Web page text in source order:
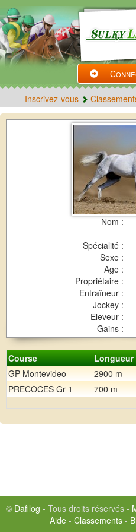
Inscrivez-vous
Nom :
Spécialité :
Sexe :
Age :
Propriétaire :
Entraîneur :
Jockey :
Eleveur :
Gains :
Course Longueur
GP Montevideo
2900 m
PRECOCES Gr 1
700 m
© Dafilog - Tous droits réservés -
Aide - Classements -